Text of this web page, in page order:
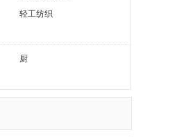
轻工纺织
厨